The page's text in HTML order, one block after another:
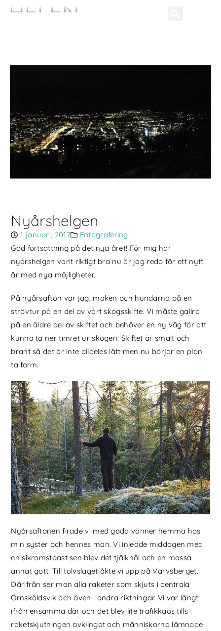
Nyårshelgen
1 januari, 2017
Fotografering
God fortsättning på det nya året! För mig har
nyårshelgen varit riktigt bra nu är jag redo för ett nytt
år med nya möjligheter.
På nyårsafton var jag, maken och hundarna på en
strövtur på en del av vårt skogsskifte. Vi måste gallra
på en äldre del av skiftet och behöver en ny väg för att
kunna ta ner timret ur skogen. Skiftet är smalt och
brant så det är inte alldeles lätt men nu börjar en plan
ta form.
Nyårsaftonen firade vi med goda vänner hemma hos
min syster och hennes man. Vi inledde middagen med
en sikromstoast sen blev det tjälknöl och en massa
annat gott. Till tolvslaget åkte vi upp på Varvsberget.
Därifrån ser man alla raketer som skjuts i centrala
Örnsköldsvik och även i andra riktningar. Vi var långt
ifrån ensamma där och det blev lite trafikkaos tills
raketskjutningen avklingat och människorna lämnade